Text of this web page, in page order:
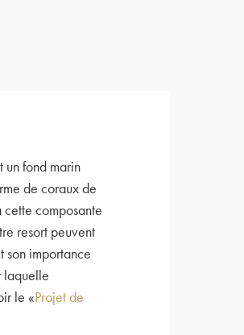
un fond marin
de coraux de
cette composante
resort peuvent
importance
laquelle
le «Projet de